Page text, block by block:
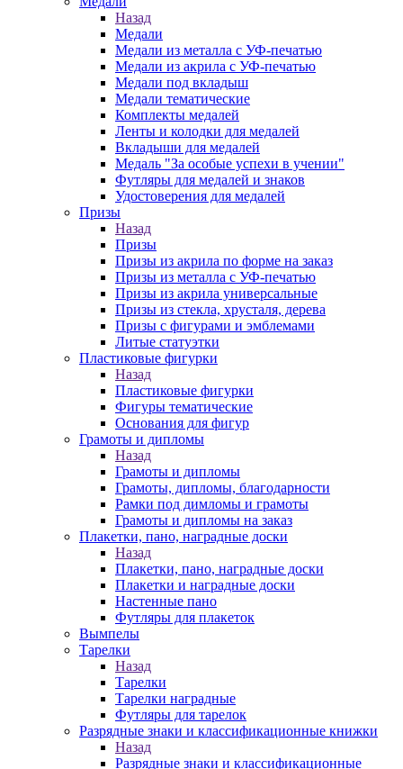
Назад
Медали
Медали из металла с УФ-печатью
Медали из акрила с УФ-печатью
Медали под вкладыш
Медали тематические
Комплекты медалей
Ленты и колодки для медалей
Вкладыши для медалей
Медаль "За особые успехи в учении"
Футляры для медалей и знаков
Удостоверения для медалей
Призы
Назад
Призы
Призы из акрила по форме на заказ
Призы из металла с УФ-печатью
Призы из акрила универсальные
Призы из стекла, хрусталя, дерева
Призы с фигурами и эмблемами
Литые статуэтки
Пластиковые фигурки
Назад
Пластиковые фигурки
Фигуры тематические
Основания для фигур
Грамоты и дипломы
Назад
Грамоты и дипломы
Грамоты, дипломы, благодарности
Рамки под димломы и грамоты
Грамоты и дипломы на заказ
Плакетки, пано, наградные доски
Назад
Плакетки, пано, наградные доски
Плакетки и наградные доски
Настенные пано
Футляры для плакеток
Вымпелы
Тарелки
Назад
Тарелки
Тарелки наградные
Футляры для тарелок
Разрядные знаки и классификационные книжки
Назад
Разрядные знаки и классификационные